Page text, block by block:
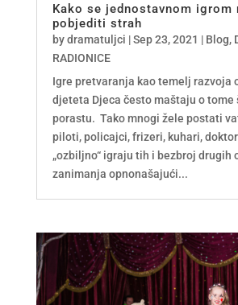
Kako se jednostavnom igrom
pobjediti strah
bydramatuljci |Sep 23, 2021 | Blog,
RADIONICE
Igre pretvaranja kao temelj razvoja
djeteta Djeca često maštaju o tome
porastu. Tako mnogi žele postati
piloti, policajci, frizeri, kuhari,
„ozbiljno“ igraju tih i bezbroj drugih
zanimanja opnonašajući...